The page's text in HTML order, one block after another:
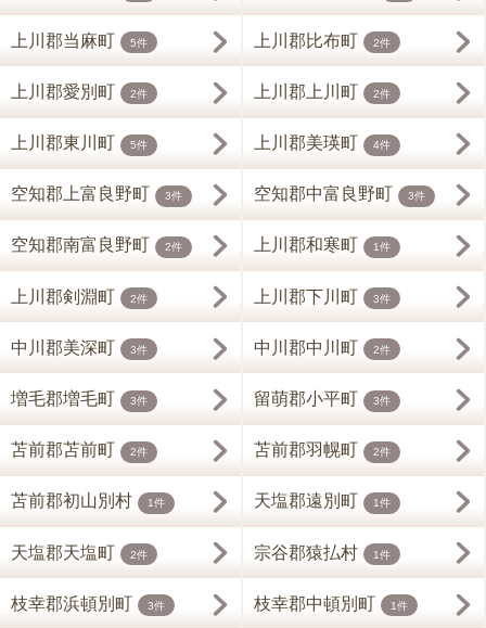
上川郡当麻町 5件 上川郡比布町 2件
上川郡愛別町 2件 上川郡上川町 2件
上川郡東川町 5件 上川郡美瑛町 4件
空知郡上富良野町 3件 空知郡中富良野町 3件
空知郡南富良野町 2件 上川郡和寒町 1件
上川郡剣淵町 2件 上川郡下川町 3件
中川郡美深町 3件 中川郡中川町 2件
増毛郡増毛町 3件 留萌郡小平町 3件
苫前郡苫前町 2件 苫前郡羽幌町 2件
苫前郡初山別村 1件 天塩郡遠別町 1件
天塩郡天塩町 2件 宗谷郡猿払村 1件
枝幸郡浜頓別町 3件 枝幸郡中頓別町 1件